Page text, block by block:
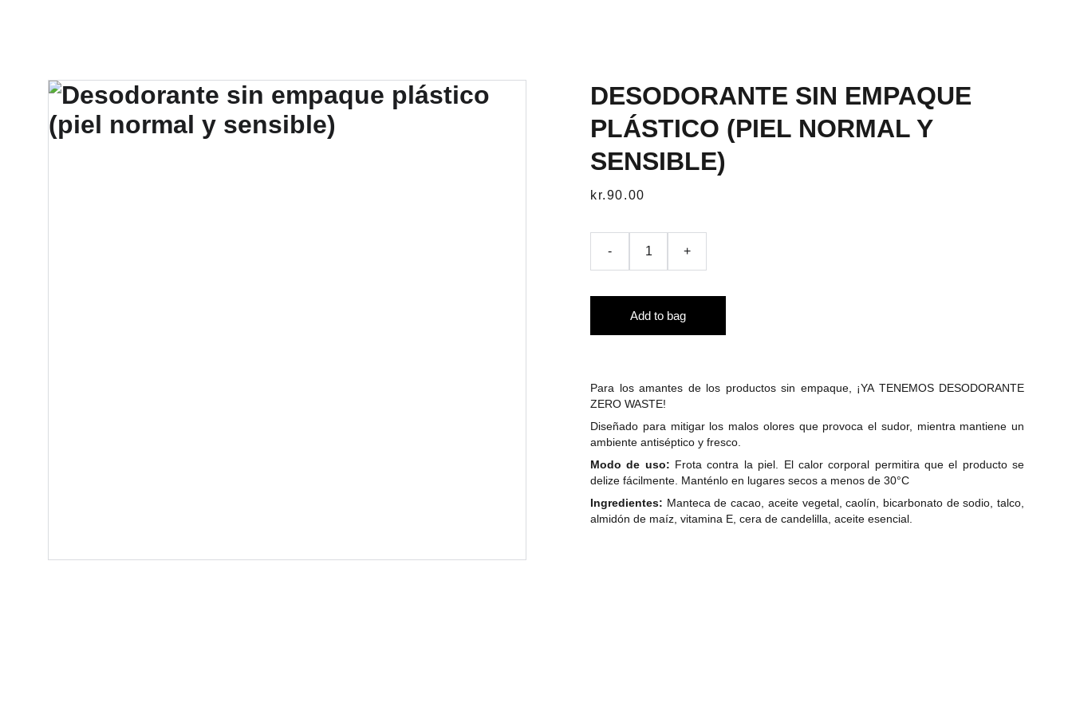
DESODORANTE SIN EMPAQUE
PLÁSTICO (PIEL NORMAL Y
SENSIBLE)
kr.90.00
- +
Add to bag
Para los amantes de los productos sin empaque, ¡YA TENEMOS DESODORANTE
ZERO WASTE!
Diseñado para mitigar los malos olores que provoca el sudor, mientra mantiene un
ambiente antiséptico y fresco.
Modo de uso: Frota contra la piel. El calor corporal permitira que el producto se
delize fácilmente. Manténlo en lugares secos a menos de 30°C
Ingredientes: Manteca de cacao, aceite vegetal, caolín, bicarbonato de sodio, talco,
almidón de maíz, vitamina E, cera de candelilla, aceite esencial.